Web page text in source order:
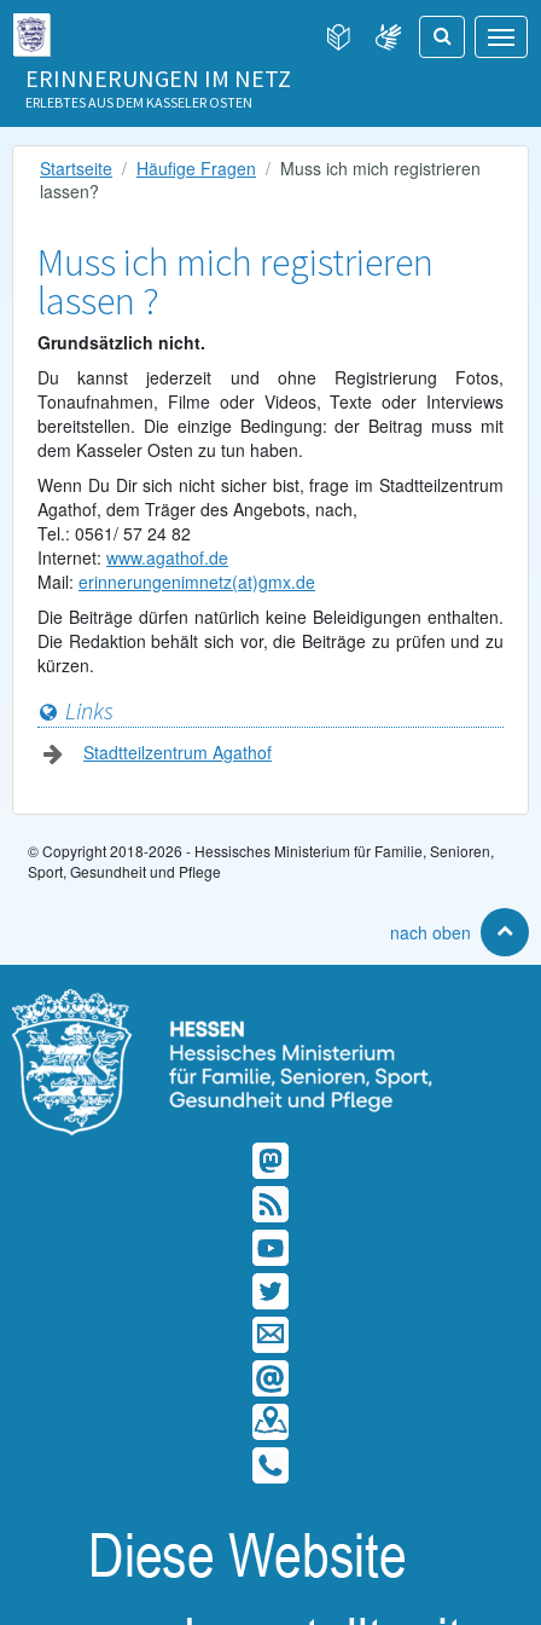
ERINNERUNGEN IM NETZ
ERLEBTES AUS DEM KASSELER OSTEN
Startseite Häufige Fragen
Muss ich mich registrieren
lassen?
Muss ich mich registrieren
lassen ?
Grundsätzlich nicht.
Du kannst jederzeit und ohne Registrierung Fotos,
Tonaufnahmen, Filme oder Videos, Texte oder Interviews
bereitstellen. Die einzige Bedingung: der Beitrag muss mit
dem Kasseler Osten zu tun haben.
Wenn Du Dir sich nicht sicher bist, frage im Stadtteilzentrum
Agathof, dem Träger des Angebots, nach,
Tel.: 0561/ 57 24 82
Internet: www.agathof.de
Mail: erinnerungenimnetz(at)gmx.de
Die Beiträge dürfen natürlich keine Beleidigungen enthalten.
Die Redaktion behält sich vor, die Beiträge zu prüfen und zu
kürzen.
Links
Stadtteilzentrum Agathof
© Copyright 2018-2026 - Hessisches Ministerium für Familie, Senioren,
Sport, Gesundheit und Pflege
nach oben